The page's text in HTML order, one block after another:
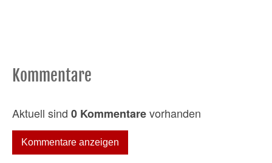
Kommentare
Aktuell sind 0 Kommentarevorhanden
Kommentare anzeigen